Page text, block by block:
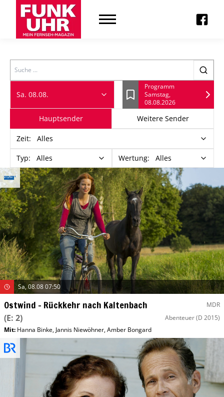
Search
Sa. 08.08. Lesezeichen
Programm
Samstag,
08.08.2026
Hauptsender Weitere Sender
Zeit: Alles
Typ: Alles Wertung: Alles
Sa, 08.08 07:50
Ostwind – Rückkehr nach Kaltenbach MDR
(E: 2) Abenteuer(D 2015)
Mit: Hanna Binke, Jannis Niewöhner,Amber Bongard